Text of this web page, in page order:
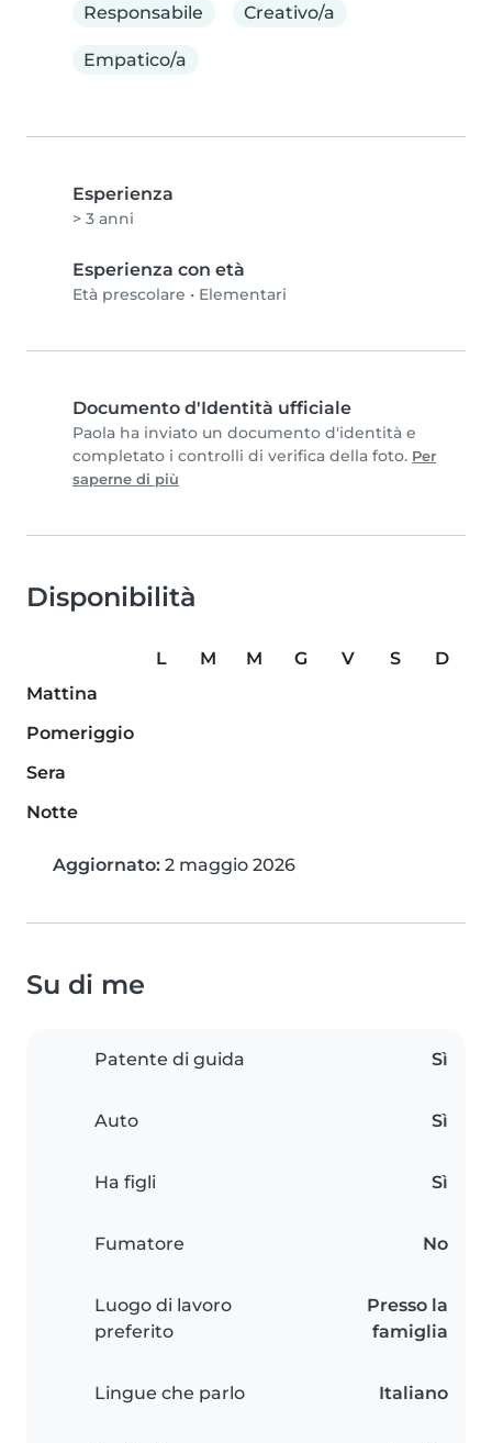
Responsabile
Creativo/a
Empatico/a
Esperienza
> 3 anni
Esperienza con età
Età prescolare • Elementari
Documento d'Identità ufficiale
Paola ha inviato un documento d'identità e
completato i controlli di verifica della foto. Per
saperne di più
Disponibilità
L M M G V S
D
Mattina
Pomeriggio
Sera
Notte
Aggiornato: 2 maggio 2026
Su di me
Patente di guida Sì
Auto Sì
Ha figli Sì
Fumatore No
Luogo di lavoro
preferito
Presso la
famiglia
Lingue che parlo Italiano